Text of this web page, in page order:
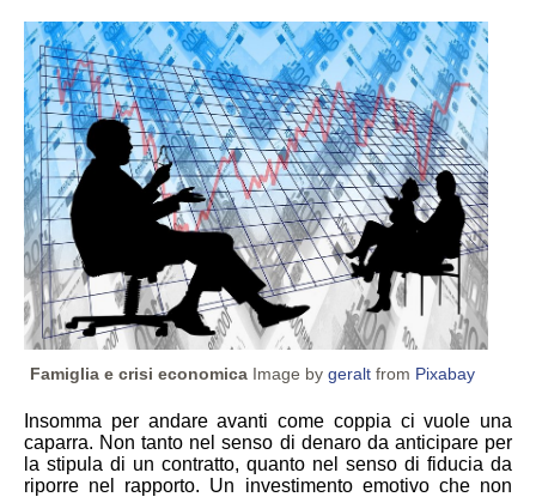
Famiglia e crisi economica Image by geralt from Pixabay
Insomma per andare avanti come coppia ci vuole una
caparra. Non tanto nel senso di denaro da anticipare per
la stipula di un contratto, quanto nel senso di fiducia da
riporre nel rapporto. Un investimento emotivo che non